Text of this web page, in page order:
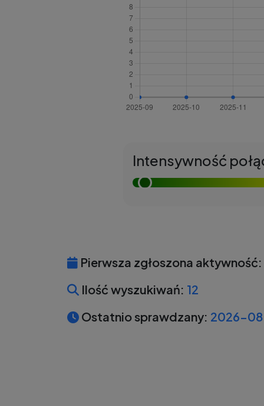
Intensywność
Pierwsza zgłoszona aktywność:
Ilość wyszukiwań: 12
Ostatnio sprawdzany: 2026-